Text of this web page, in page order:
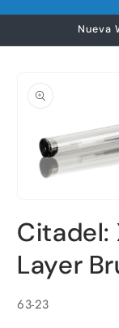
Nueva
información
multimedia
1
una
ventana
Citadel:
Layer
SKU:
63-23